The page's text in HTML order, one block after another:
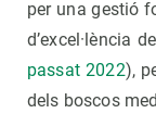
per una gestió
d’excel·lència
passat 2022),
dels boscos